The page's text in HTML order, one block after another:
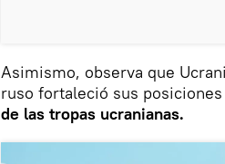
Asimismo, observa que
ruso fortaleció sus
de las tropas ucranianas.